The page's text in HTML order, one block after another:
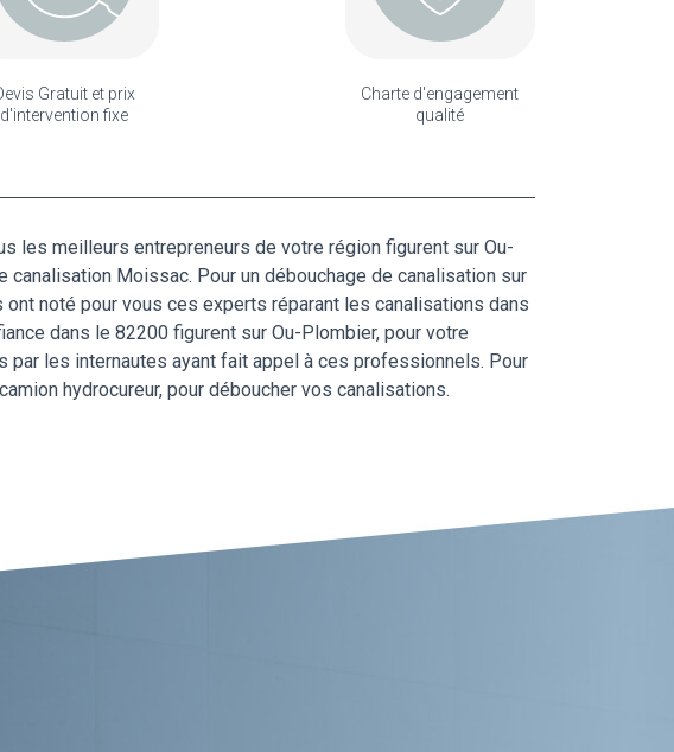
Gratuit et prix
d'intervention fixe
Charte d'engagement
qualité
les meilleurs entrepreneurs de votre région figurent sur Ou-
Moissac. Pour un débouchage de canalisation sur
noté pour vous ces experts réparant les canalisations dans
dans le 82200 figurent sur Ou-Plombier, pour votre
les internautes ayant fait appel à ces professionnels. Pour
hydrocureur, pour déboucher vos canalisations.